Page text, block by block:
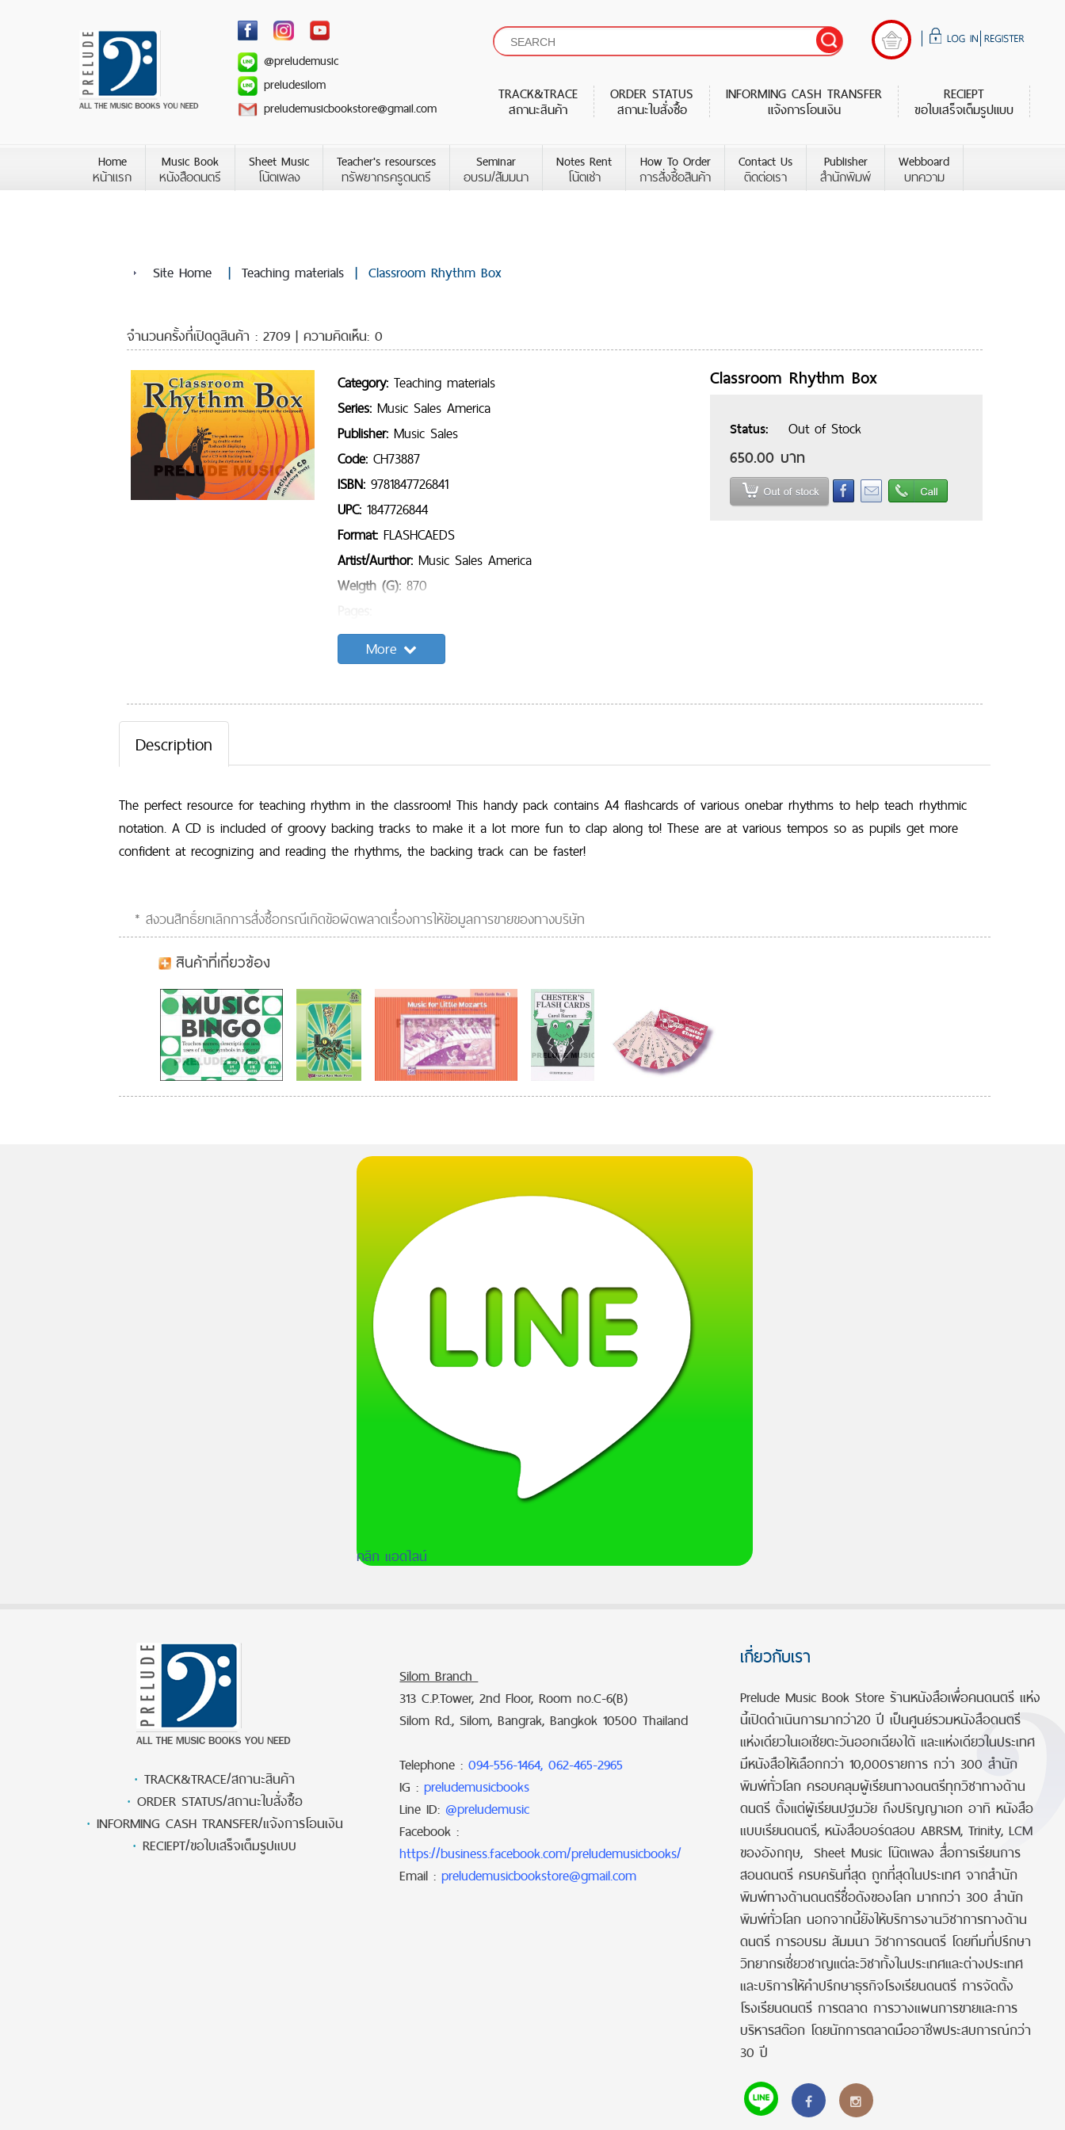
@preludemusic
preludesilom
preludemusicbookstore@gmail.com
TRACK&TRACE
สถานะสินค้า
ORDER STATUS
สถานะใบสั่งซื้อ
INFORMING CASH TRANSFER
แจ้งการโอนเงิน
RECIEPT
ขอใบเสร็จเต็มรูปแบบ
Home
หน้าแรก
Music Book
หนังสือดนตรี
Sheet Music
โน้ตเพลง
Teacher's resoursces
ทรัพยากรครูดนตรี
Seminar
อบรม/สัมมนา
Notes Rent
โน้ตเช่า
How To Order
การสั่งซื้อสินค้า
Contact Us
ติดต่อเรา
Publisher
สำนักพิมพ์
Webboard
บทความ
Site Home | Teaching materials | Classroom Rhythm Box
จำนวนครั้งที่เปิดดูสินค้า : 2709 | ความคิดเห็น: 0
Classroom Rhythm Box
Status Out of Stock
650.00 บาท
Category:Teaching materials
Series:Music Sales America
Publisher:Music Sales
Code:CH73887
ISBN:9781847726841
UPC:1847726844
Format:FLASHCAEDS
Artist/Aurthor:Music Sales America
Weigth (G):870
Sample Content:
Song list:
More
Description
The perfect resource for teaching rhythm in the classroom! This handy pack contains A4 flashcards of various onebar rhythms to help teach rhythmic
notation. A CD is included of groovy backing tracks to make it a lot more fun to clap along to! These are at various tempos so as pupils get more
confident at recognizing and reading the rhythms, the backing track can be faster!
* สงวนสิทธิ์ยกเลิกการสั่งซื้อกรณีเกิดข้อผิดพลาดเรื่องการให้ข้อมูลการขายของทางบริษัท
สินค้าที่เกี่ยวข้อง
คลิก แอดไลน์
· TRACK&TRACE/สถานะสินค้า
· ORDER STATUS/สถานะใบสั่งซื้อ
· INFORMING CASH TRANSFER/แจ้งการโอนเงิน
· RECIEPT/ขอใบเสร็จเต็มรูปแบบ
Silom Branch
313 C.P.Tower, 2nd Floor, Room no.C-6(B)
Silom Rd., Silom, Bangrak, Bangkok 10500 Thailand
Telephone : 094-556-1464, 062-465-2965
IG : preludemusicbooks
Line ID: @preludemusic
Facebook :
https://business.facebook.com/preludemusicbooks/
Email : preludemusicbookstore@gmail.com
เกี่ยวกับเรา
Prelude Music Book Store ร้านหนังสือเพื่อคนดนตรี แห่ง
นี้เปิดดำเนินการมากว่า20 ปี เป็นศูนย์รวมหนังสือดนตรี
แห่งเดียวในเอเชียตะวันออกเฉียงใต้ และแห่งเดียวในประเทศ
มีหนังสือให้เลือกกว่า 10,000รายการ กว่า 300 สำนัก
พิมพ์ทั่วโลก ครอบคลุมผู้เรียนทางดนตรีทุกวิชาทางด้าน
ดนตรี ตั้งแต่ผู้เรียนปฐมวัย ถึงปริญญาเอก อาทิ หนังสือ
แบบเรียนดนตรี, หนังสือบอร์ดสอบ ABRSM, Trinity, LCM
ของอังกฤษ, Sheet Music โน๊ตเพลง สื่อการเรียนการ
สอนดนตรี ครบครันที่สุด ถูกที่สุดในประเทศ จากสำนัก
พิมพ์ทางด้านดนตรีชื่อดังของโลก มากกว่า 300 สำนัก
พิมพ์ทั่วโลก นอกจากนี้ยังให้บริการงานวิชาการทางด้าน
ดนตรี การอบรม สัมมนา วิชาการดนตรี โดยทีมที่ปรึกษา
วิทยากรเชี่ยวชาญแต่ละวิชาทั้งในประเทศและต่างประเทศ
และบริการให้คำปรึกษาธุรกิจโรงเรียนดนตรี การจัดตั้ง
โรงเรียนดนตรี การตลาด การวางแผนการขายและการ
บริหารสต๊อก โดยนักการตลาดมืออาชีพประสบการณ์กว่า
30 ปี